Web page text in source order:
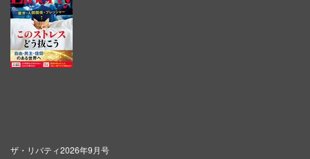
ザ・リバティ2026年9月号